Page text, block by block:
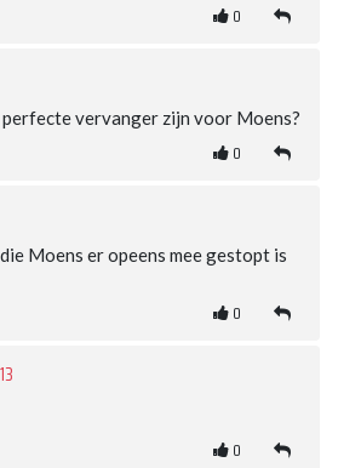
0
vervanger zijn voor Moens?
0
Moens er opeens mee gestopt is
0
0